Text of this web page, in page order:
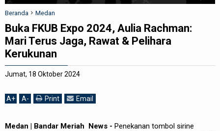
Beranda Medan
Buka FKUB Expo 2024, Aulia Rachman:
Mari Terus Jaga, Rawat & Pelihara
Kerukunan
Jumat, 18 Oktober 2024
A+ A- Print Email
Medan | Bandar Meriah News - Penekanan tombol sirine
REDAKSI